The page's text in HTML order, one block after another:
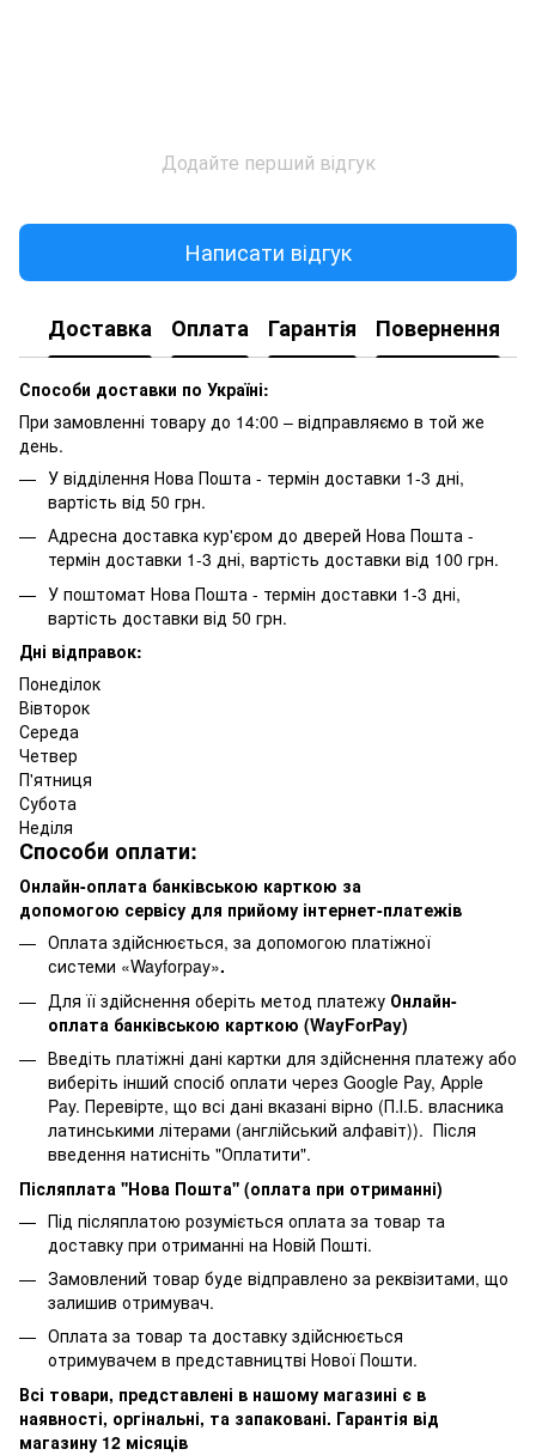
Додайте перший відгук
Написати відгук
Доставка Оплата Гарантія Повернення
Способи доставки по Україні:
При замовленні товару до 14:00 – відправляємо в той же
день.
У відділення Нова Пошта - термін доставки 1-3 дні,
вартість від 50 грн.
Адресна доставка кур'єром до дверей Нова Пошта -
термін доставки 1-3 дні, вартість доставки від 100 грн.
У поштомат Нова Пошта - термін доставки 1-3 дні,
вартість доставки від 50 грн.
Дні відправок:
Понеділок
Вівторок
Середа
Четвер
П'ятниця
Субота
Неділя
Способи оплати:
Онлайн-оплата банківською карткою за
допомогою сервісу для прийому інтернет-платежів
Оплата здійснюється, за допомогою платіжної
системи «Wayforpay».
Для її здійснення оберіть метод платежу Онлайн-
оплата банківською карткою (WayForPay)
Введіть платіжні дані картки для здійснення платежу або
виберіть інший спосіб оплати через Google Pay, Apple
Pay. Перевірте, що всі дані вказані вірно (П.І.Б. власника
латинськими літерами (англійський алфавіт)). Після
введення натисніть "Оплатити".
Післяплата ''Нова Пошта'' (оплата при отриманні)
Під післяплатою розуміється оплата за товар та
доставку при отриманні на Новій Пошті.
Замовлений товар буде відправлено за реквізитами, що
залишив отримувач.
Оплата за товар та доставку здійснюється
отримувачем в представництві Нової Пошти.
Всі товари, представлені в нашому магазині є в
наявності, оргінальні, та запаковані. Гарантія від
магазину 12 місяців